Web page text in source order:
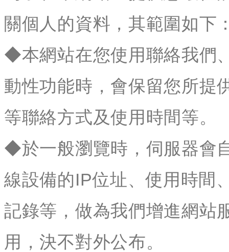
關個人的資料，其範圍如下
◆本網站在您使用聯絡我們
動性功能時，會保留您所
等聯絡方式及使用時間等。
◆於一般瀏覽時，伺服器會
線設備的IP位址、使用時間
記錄等，做為我們增進網站
用，決不對外公布。